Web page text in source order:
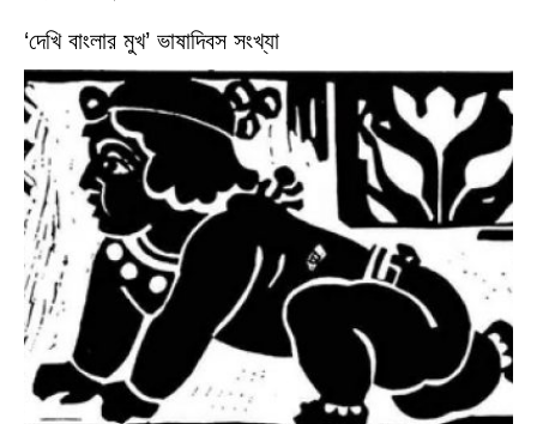
‘দেখি বাংলার মুখ’ ভাষাদিবস সংখ্যা